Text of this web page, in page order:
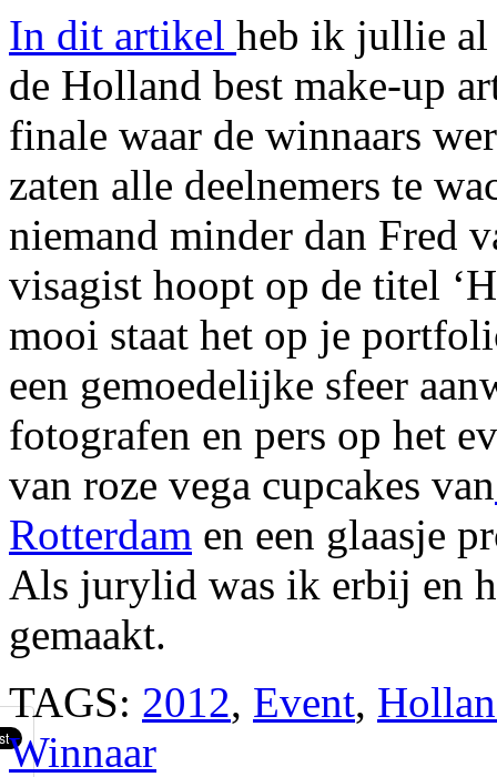
In dit artikel heb ik jullie al
de Holland best make-up
finale waar de winnaars
zaten alle deelnemers te
niemand minder dan Fred
visagist hoopt op de titel
mooi staat het op je
een gemoedelijke sfeer
fotografen en pers op het
van roze vega cupcakes van
Rotterdam en een glaasje
Als jurylid was ik erbij en
gemaakt.
TAGS: 2012, Event,
Winnaar